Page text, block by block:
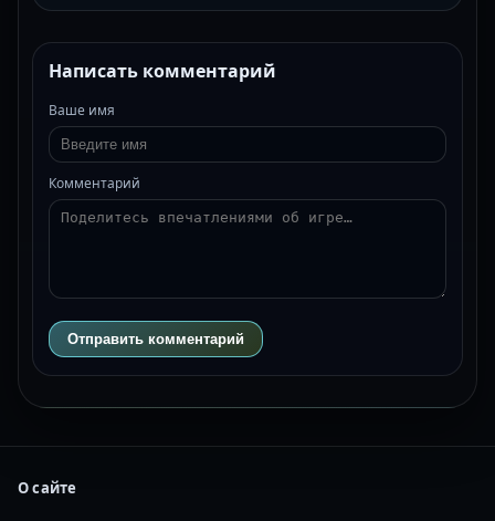
Написать комментарий
Ваше имя
Комментарий
Отправить комментарий
О сайте